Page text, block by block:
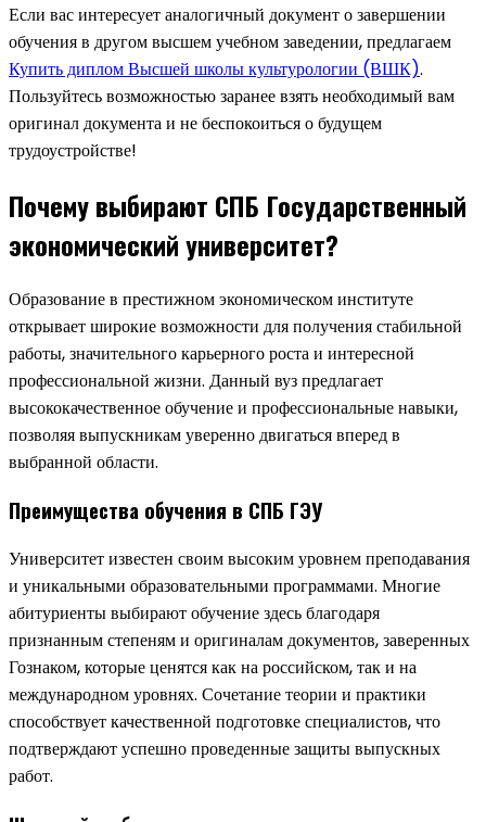
Если вас интересует аналогичный документ о завершении
обучения в другом высшем учебном заведении, предлагаем
Купить диплом Высшей школы культурологии (ВШК).
Пользуйтесь возможностью заранее взять необходимый вам
оригинал документа и не беспокоиться о будущем
трудоустройстве!
Почему выбирают СПБ Государственный
экономический университет?
Образование в престижном экономическом институте
открывает широкие возможности для получения стабильной
работы, значительного карьерного роста и интересной
профессиональной жизни. Данный вуз предлагает
высококачественное обучение и профессиональные навыки,
позволяя выпускникам уверенно двигаться вперед в
выбранной области.
Преимущества обучения в СПБ ГЭУ
Университет известен своим высоким уровнем преподавания
и уникальными образовательными программами. Многие
абитуриенты выбирают обучение здесь благодаря
признанным степеням и оригиналам документов, заверенных
Гознаком, которые ценятся как на российском, так и на
международном уровнях. Сочетание теории и практики
способствует качественной подготовке специалистов, что
подтверждают успешно проведенные защиты выпускных
работ.